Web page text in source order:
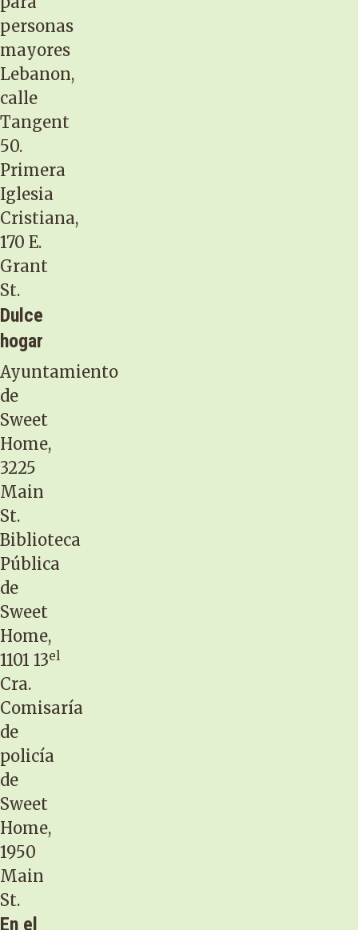
personas
mayores
Lebanon,
calle
Tangent
50.
Primera
Iglesia
Cristiana,
170 E.
Grant
St.
Dulce
hogar
Ayuntamiento
de
Sweet
Home,
3225
Main
St.
Biblioteca
Pública
de
Sweet
Home,
1101 13el
Cra.
Comisaría
de
policía
de
Sweet
Home,
1950
Main
St.
En el